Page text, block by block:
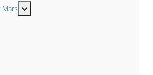
Mars MOD_MENU_TOGGLE_SUBMENU_LABEL